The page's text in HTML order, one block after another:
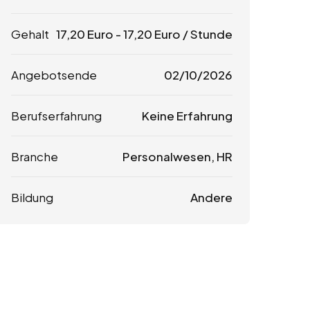
Gehalt 17,20 Euro -17,20 Euro / Stunde
Angebotsende 02/10/2026
Berufserfahrung Keine Erfahrung
Branche Personalwesen, HR
Bildung Andere